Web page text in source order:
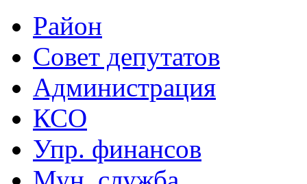
Район
Совет депутатов
Администрация
КСО
Упр. финансов